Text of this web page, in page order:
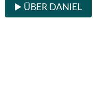
▶️ ÜBER DANIEL